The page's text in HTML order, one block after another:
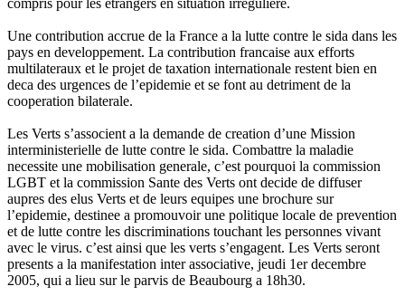
compris pour les etrangers en situation irreguliere.
Une contribution accrue de la France a la lutte contre le sida dans les
pays en developpement. La contribution francaise aux efforts
multilateraux et le projet de taxation internationale restent bien en
deca des urgences de l’epidemie et se font au detriment de la
cooperation bilaterale.
Les Verts s’associent a la demande de creation d’une Mission
interministerielle de lutte contre le sida. Combattre la maladie
necessite une mobilisation generale, c’est pourquoi la commission
LGBT et la commission Sante des Verts ont decide de diffuser
aupres des elus Verts et de leurs equipes une brochure sur
l’epidemie, destinee a promouvoir une politique locale de prevention
et de lutte contre les discriminations touchant les personnes vivant
avec le virus. c’est ainsi que les verts s’engagent. Les Verts seront
presents a la manifestation inter associative, jeudi 1er decembre
2005, qui a lieu sur le parvis de Beaubourg a 18h30.